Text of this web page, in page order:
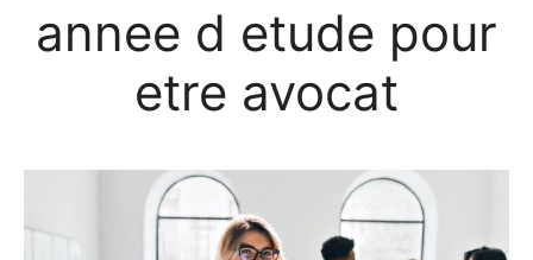
annee d etude pour
etre avocat